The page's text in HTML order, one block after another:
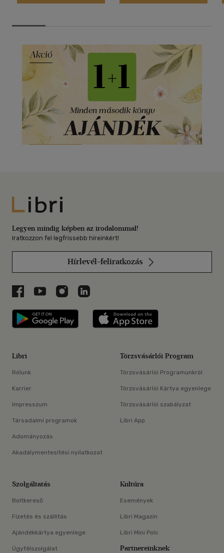
Libri
Legyen mindig képben az irodalommal!
Iratkozzon fel legfrissebb híreinkért!
Hírlevél-feliratkozás
Libri a Facebookon
Libri a Youtube-on
Libri az Instagramon
Libri a LinkedInen
Libri applikáció Szerezd meg: Google
Libri
Rólunk
Karrier
Impresszum
Társadalmi programok
Adományozás
Akadálymentesítési nyilatkozat
Törzsvásárlói Program
Törzsvásárlói Programunkról
Törzsvásárlói Kártya egyenlege
Törzsvásárlói szabályzat
Libri App
Szolgáltatás
Boltkereső
Fizetés és szállítás
Ajándékkártya egyenlege
Ügyfélszolgálat
Kultúra
Események
Libri Magazin
Libri Mini Polc
Partnereinknek